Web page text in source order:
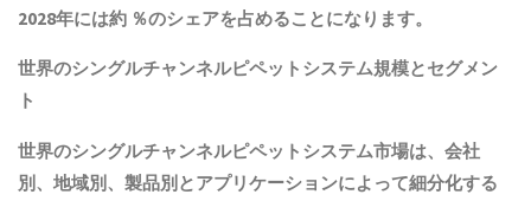
2028年には約 ％のシェアを占めることになります。
世界のシングルチャンネルピペットシステム規模とセグメン
ト
世界のシングルチャンネルピペットシステム市場は、会社
別、地域別、製品別とアプリケーションによって細分化する